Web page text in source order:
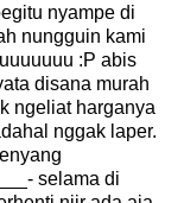
nyampe di
nungguin kami
:P abis
disana murah
ngeliat harganya
nggak laper.
selama di